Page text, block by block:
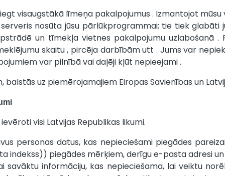
visaugstākā līmeņa pakalpojumus . Izmantojot
nosūta jūsu pārlūkprogrammai; tie tiek glabāti
un tīmekļa vietnes pakalpojumu uzlabošanā
skaitu , pircēja darbībām utt . Jums var
var pilnībā vai daļēji kļūt nepieejami .
uz piemērojamajiem Eiropas Savienības un
visi Latvijas Republikas likumi.
personas datus, kas nepieciešami piegādes
indekss)) piegādes mērķiem, derīgu e-pasta adresi
informāciju, kas nepieciešama, lai veiktu